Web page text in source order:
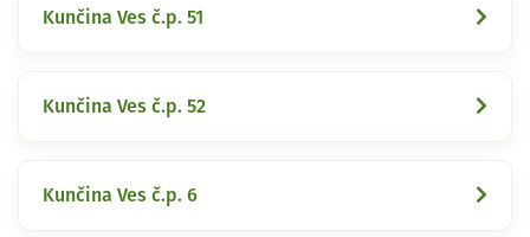
Kunčina Ves č.p. 51
Kunčina Ves č.p. 52
Kunčina Ves č.p. 6